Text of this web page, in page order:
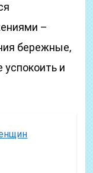
–
бережные,
и